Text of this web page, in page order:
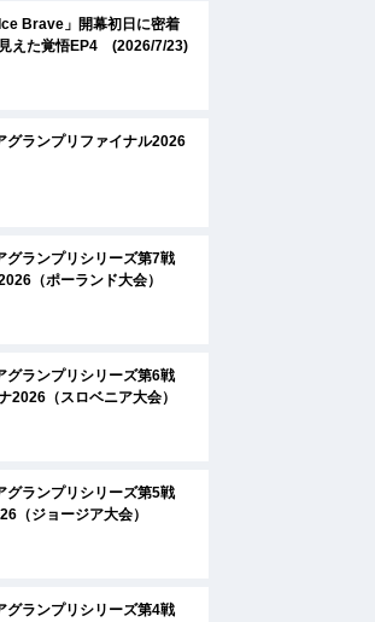
Brave」開幕初日に密着
えた覚悟EP4 (2026/7/23)
グランプリファイナル2026
グランプリシリーズ第7戦
（ポーランド大会）
グランプリシリーズ第6戦
2026（スロベニア大会）
グランプリシリーズ第5戦
（ジョージア大会）
グランプリシリーズ第4戦